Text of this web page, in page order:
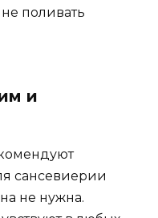
поливать
и
сансевиерии
не нужна.